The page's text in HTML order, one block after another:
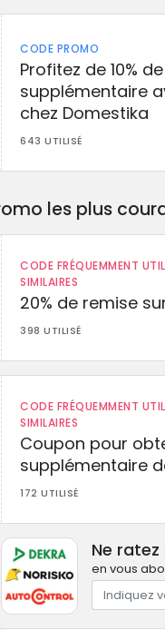
CODE PROMO
Profitez de 10%
supplémentaire
chez Domestika
643 UTILISÉ
les plus
CODE FRÉQUEMMENT
SIMILAIRES
20% de remise
398 UTILISÉ
CODE FRÉQUEMMENT
SIMILAIRES
Coupon pour
supplémentaire
172 UTILISÉ
Ne
en vous